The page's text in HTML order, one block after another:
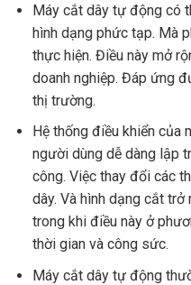
Máy cắt dây tự động có
hình dạng phức tạp. Mà
thực hiện. Điều này mở
doanh nghiệp. Đáp ứng
thị trường.
Hệ thống điều khiển của
người dùng dễ dàng lập
công. Việc thay đổi các
dây. Và hình dạng cắt trở
trong khi điều này ở
thời gian và công sức.
Máy cắt dây tự động